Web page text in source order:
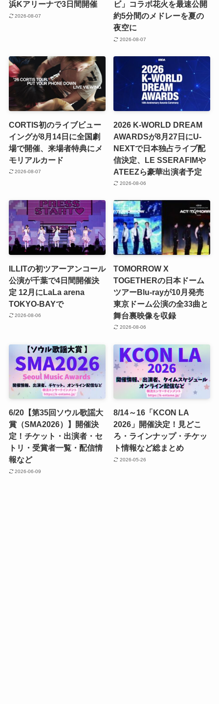
浜Kアリーナで3日間開催
2026-08-07
ビ」コラボ花火を最速公開
約5分間のメドレーを夏の
夜空に
2026-08-07
CORTIS初のライブビュー
イングが8月14日に全国劇
場で開催、来場者特典にメ
モリアルカード
2026-08-07
2026 K-WORLD DREAM
AWARDSが8月27日にU-
NEXTで日本独占ライブ配
信決定、LE SSERAFIMや
ATEEZら豪華出演者予定
2026-08-06
ILLITの初ツアーアンコール
公演が千葉で4日間開催決
定 12月にLaLa arena
TOKYO-BAYで
2026-08-06
TOMORROW X
TOGETHERの日本ドーム
ツアーBlu-rayが10月発売
東京ドーム公演の全33曲と
舞台裏映像を収録
2026-08-06
6/20【第35回ソウル歌謡大
賞（SMA2026）】開催決
定！チケット・出演者・セ
トリ・受賞者一覧・配信情
報など
2026-06-09
8/14～16「KCON LA
2026」開催決定！見どこ
ろ・ラインナップ・チケッ
ト情報など総まとめ
2026-05-26